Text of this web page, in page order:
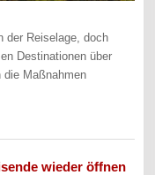
der Reiselage, doch
Destinationen über
die Maßnahmen
wieder öffnen